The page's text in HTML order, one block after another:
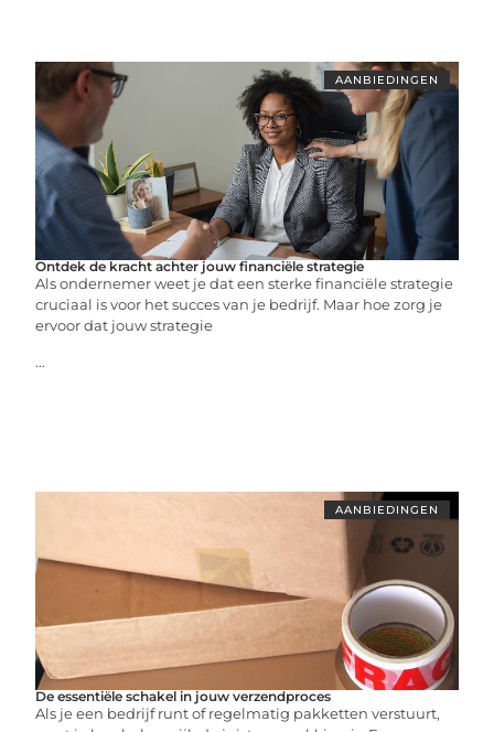
AANBIEDINGEN
Ontdek de kracht achter jouw financiële strategie
Als ondernemer weet je dat een sterke financiële strategie
cruciaal is voor het succes van je bedrijf. Maar hoe zorg je
ervoor dat jouw strategie
...
AANBIEDINGEN
De essentiële schakel in jouw verzendproces
Als je een bedrijf runt of regelmatig pakketten verstuurt,